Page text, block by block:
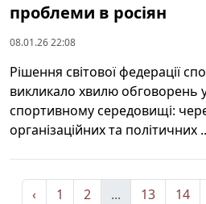
проблеми в росіян
08.01.26 22:08
Рішення світової федерації
викликало хвилю обговорень
спортивному середовищі:
організаційних та політичних
‹ 1 2 ... 13 14